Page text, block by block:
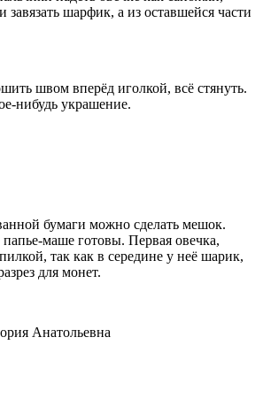
завязать шарфик, а из оставшейся части
швом вперёд иголкой, всё стянуть.
нибудь украшение.
бумаги можно сделать мешок.
маше готовы. Первая овечка,
так как в середине у неё шарик,
для монет.
Анатольевна